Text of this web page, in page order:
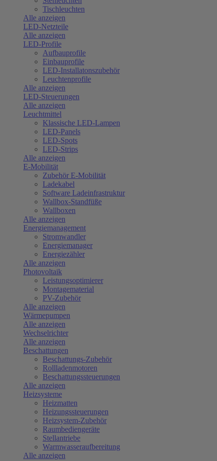
Tischleuchten
Alle anzeigen
LED-Netzteile
Alle anzeigen
LED-Profile
Aufbauprofile
Einbauprofile
LED-Installatonszubehör
Leuchtenprofile
Alle anzeigen
LED-Steuerungen
Alle anzeigen
Leuchtmittel
Klassische LED-Lampen
LED-Panels
LED-Spots
LED-Strips
Alle anzeigen
E-Mobilität
Zubehör E-Mobilität
Ladekabel
Software Ladeinfrastruktur
Wallbox-Standfüße
Wallboxen
Alle anzeigen
Energiemanagement
Stromwandler
Energiemanager
Energiezähler
Alle anzeigen
Photovoltaik
Leistungsoptimierer
Montagematerial
PV-Zubehör
Alle anzeigen
Wärmepumpen
Alle anzeigen
Wechselrichter
Alle anzeigen
Beschattungen
Beschattungs-Zubehör
Rollladenmotoren
Beschattungssteuerungen
Alle anzeigen
Heizsysteme
Heizmatten
Heizungssteuerungen
Heizsystem-Zubehör
Raumbediengeräte
Stellantriebe
Warmwasseraufbereitung
Alle anzeigen